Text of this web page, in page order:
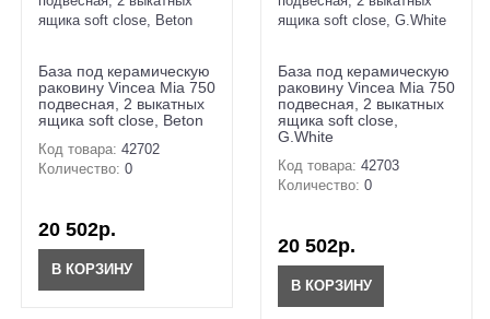
База под керамическую
раковину Vincea Mia 750
подвесная, 2 выкатных
ящика soft close, Beton
Код товара: 42702
Количество: 0
20 502р.
В КОРЗИНУ
База под керамическую
раковину Vincea Mia 750
подвесная, 2 выкатных
ящика soft close,
G.White
Код товара: 42703
Количество: 0
20 502р.
В КОРЗИНУ